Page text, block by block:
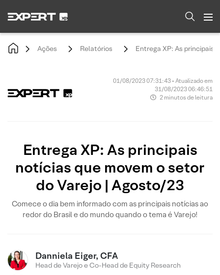
Ações Relatórios Entrega XP: As principais
01/08/2023 07:31:43 • Atualizado em
31/08/2023 06:46:51
2 minutos de leitura
Entrega XP: As principais
notícias que movem o setor
do Varejo | Agosto/23
Comece o dia bem informado com as principais notícias ao
redor do Brasil e do mundo quando o tema é Varejo!
Danniela Eiger, CFA
Head de Varejo e Co-Head de Equity Research